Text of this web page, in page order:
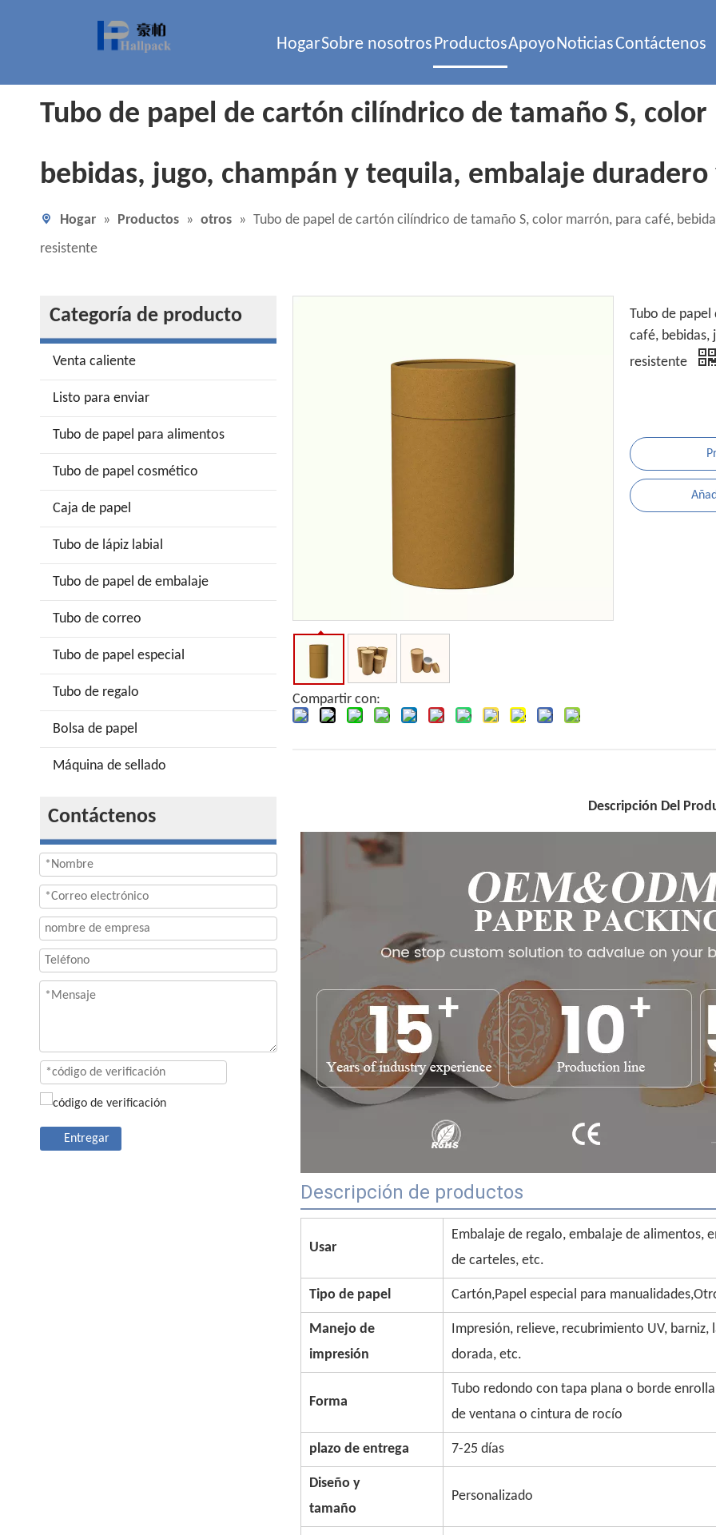
HogarSobre nosotrosProductosApoyoNoticiasContáctenos
Tubo de papel de cartón cilíndrico de tamaño S,
bebidas, jugo, champán y tequila, embalaje
Hogar » Productos » otros » Tubo de papel de cartón cilíndrico de tamaño S, color marrón, para café,
resistente
Categoría de producto
Venta caliente
Listo para enviar
Tubo de papel para alimentos
Tubo de papel cosmético
Caja de papel
Tubo de lápiz labial
Tubo de papel de embalaje
Tubo de correo
Tubo de papel especial
Tubo de regalo
Bolsa de papel
Máquina de sellado
Contáctenos
Entregar
Compartir con:
Tubo de
café, bebidas,
resistente
Descripción Del
Descripción de productos
Usar
Embalaje de regalo, embalaje de alimentos,
de carteles, etc.
Tipo de papel Cartón,Papel especial para
Manejo de
impresión
Impresión, relieve, recubrimiento UV,
dorada, etc.
Forma
Tubo redondo con tapa plana o borde
de ventana o cintura de rocío
plazo de entrega 7-25 días
Diseño y
tamaño
Personalizado